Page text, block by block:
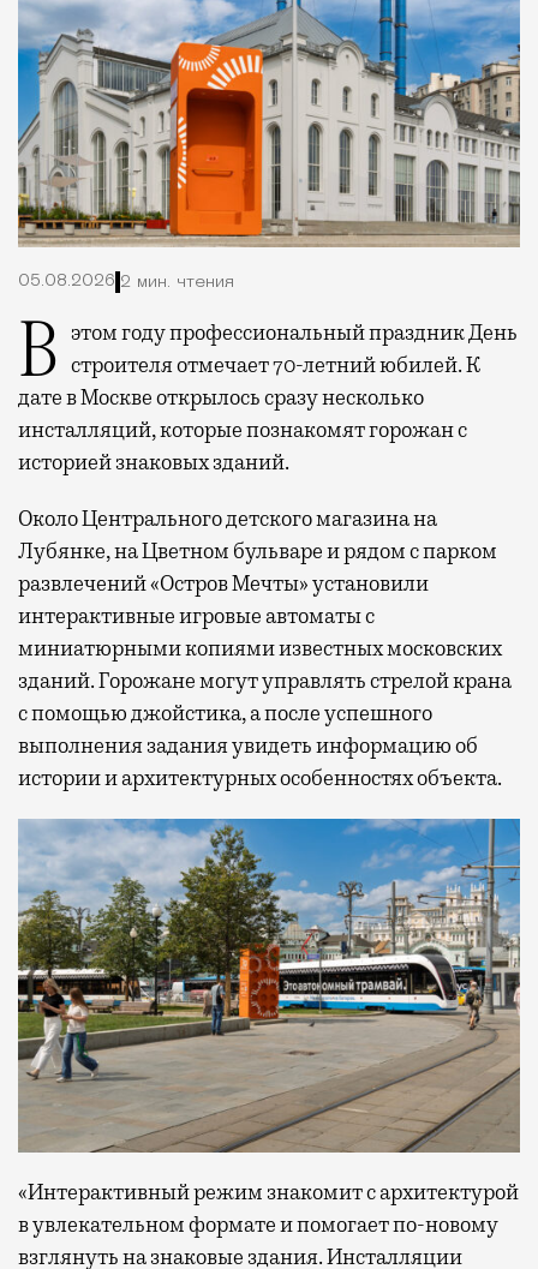
05.08.2026 2 мин. чтения
В этом году профессиональный праздник День строителя отмечает 70-летний юбилей. К
дате в Москве открылось сразу несколько
инсталляций, которые познакомят горожан с
историей знаковых зданий.
Около Центрального детского магазина на
Лубянке, на Цветном бульваре и рядом с парком
развлечений «Остров Мечты» установили
интерактивные игровые автоматы с
миниатюрными копиями известных московских
зданий. Горожане могут управлять стрелой крана
с помощью джойстика, а после успешного
выполнения задания увидеть информацию об
истории и архитектурных особенностях объекта.
«Интерактивный режим знакомит с архитектурой
в увлекательном формате и помогает по-новому
взглянуть на знаковые здания. Инсталляции